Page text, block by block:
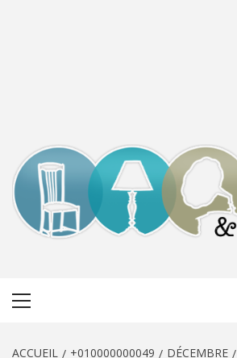
ACCUEIL +010000000049 DÉCEMBRE